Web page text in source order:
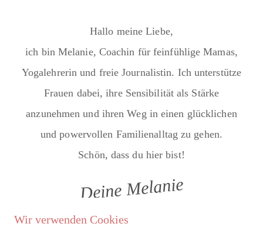
Hallo meine Liebe,
ich bin Melanie, Coachin für feinfühlige Mamas,
Yogalehrerin und freie Journalistin. Ich unterstütze
Frauen dabei, ihre Sensibilität als Stärke
anzunehmen und ihren Weg in einen glücklichen
und powervollen Familienalltag zu gehen.
Schön, dass du hier bist!
Deine Melanie
Wir verwenden Cookies